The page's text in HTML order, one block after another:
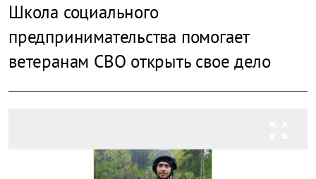
Школа социального
предпринимательства помогает
ветеранам СВО открыть свое дело